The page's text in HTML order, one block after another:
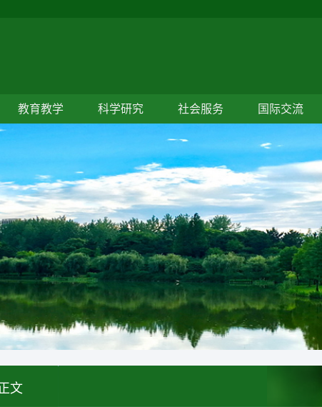
教育教学 科学研究 社会服务 国际交流
文